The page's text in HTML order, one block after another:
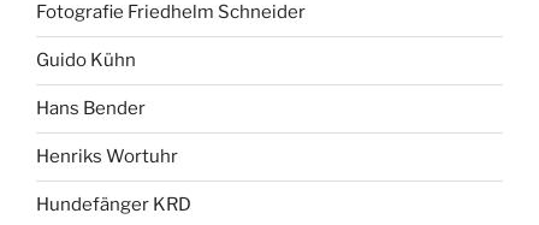
Fotografie Friedhelm Schneider
Guido Kühn
Hans Bender
Henriks Wortuhr
Hundefänger KRD